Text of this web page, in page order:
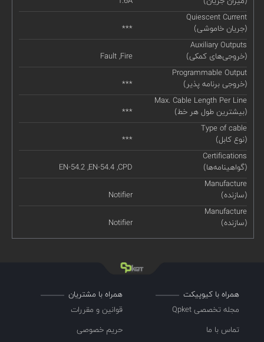
Quiescent Current
(جریان خاموشی)
***
Auxiliary Outputs
(خروجی‌های کمکی)
Fault ,Fire
Programmable Output
(خروجی برنامه پذیر)
***
Max. Cable Length Per Line
(بیشترین طول هر خط)
***
Type of cable
(نوع کابل)
***
Certifications
(گواهینامه‌ها)
EN-54.2 ,EN-54.4 ,CPD
Manufacture
(سازنده)
Notifier
Manufacture
(سازنده)
Notifier
همراه با کیوپیکت
مجله تخصصی Qpket
تماس با ما
همراه با مشتریان
قوانین و مقررات
حریم خصوصی